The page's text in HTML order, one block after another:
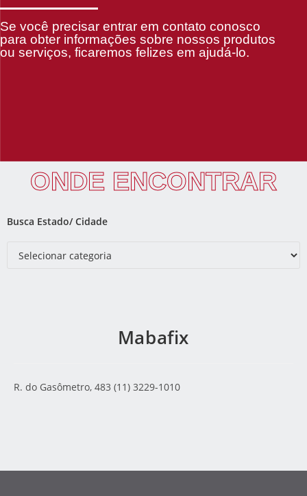
Se você precisar entrar em contato conosco
para obter informações sobre nossos produtos
ou serviços, ficaremos felizes em ajudá-lo.
ONDE ENCONTRAR
Busca Estado/ Cidade
Mabafix
R. do Gasômetro, 483 (11) 3229-1010